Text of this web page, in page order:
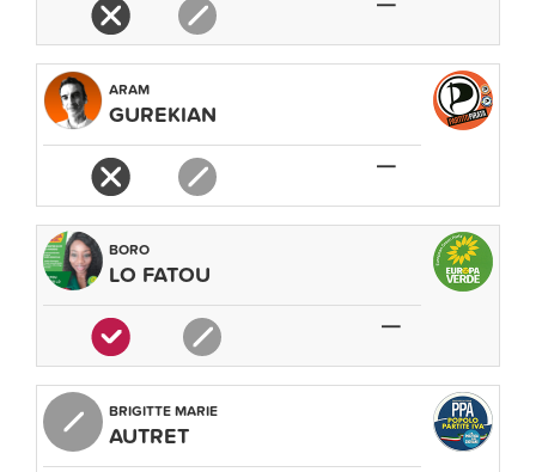
ARAM
GUREKIAN
—
BORO
LO FATOU
—
BRIGITTE MARIE
AUTRET